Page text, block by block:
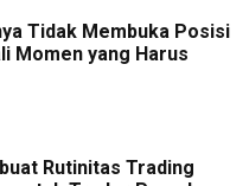
Tidak Membuka Posisi
Momen yang Harus
Rutinitas Trading